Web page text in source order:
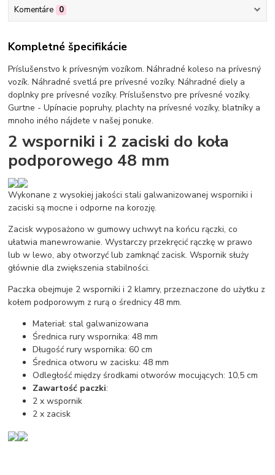
Komentáre 0
Kompletné špecifikácie
Príslušenstvo k prívesným vozíkom. Náhradné koleso na prívesný
vozík. Náhradné svetlá pre prívesné vozíky. Náhradné diely a
doplnky pre prívesné vozíky. Príslušenstvo pre prívesné vozíky.
Gurtne - Upínacie popruhy, plachty na prívesné vozíky, blatníky a
mnoho iného nájdete v našej ponuke.
2 wsporniki i 2 zaciski do koła
podporowego 48 mm
Wykonane z wysokiej jakości stali galwanizowanej wsporniki i
zaciski są mocne i odporne na korozję.
Zacisk wyposażono w gumowy uchwyt na końcu rączki, co
ułatwia manewrowanie. Wystarczy przekręcić rączkę w prawo
lub w lewo, aby otworzyć lub zamknąć zacisk. Wspornik służy
głównie dla zwiększenia stabilności.
Paczka obejmuje 2 wsporniki i 2 klamry, przeznaczone do użytku z
kołem podporowym z rurą o średnicy 48 mm.
Materiał: stal galwanizowana
Średnica rury wspornika: 48 mm
Długość rury wspornika: 60 cm
Średnica otworu w zacisku: 48 mm
Odległość między środkami otworów mocujących: 10,5 cm
Zawartość paczki:
2 x wspornik
2 x zacisk